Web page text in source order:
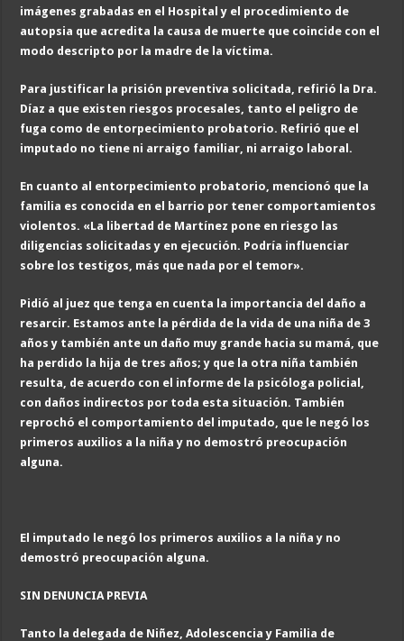
imágenes grabadas en el Hospital y el procedimiento de
autopsia que acredita la causa de muerte que coincide con el
modo descripto por la madre de la víctima.
Para justificar la prisión preventiva solicitada, refirió la Dra.
Díaz a que existen riesgos procesales, tanto el peligro de
fuga como de entorpecimiento probatorio. Refirió que el
imputado no tiene ni arraigo familiar, ni arraigo laboral.
En cuanto al entorpecimiento probatorio, mencionó que la
familia es conocida en el barrio por tener comportamientos
violentos. «La libertad de Martínez pone en riesgo las
diligencias solicitadas y en ejecución. Podría influenciar
sobre los testigos, más que nada por el temor».
Pidió al juez que tenga en cuenta la importancia del daño a
resarcir. Estamos ante la pérdida de la vida de una niña de 3
años y también ante un daño muy grande hacia su mamá, que
ha perdido la hija de tres años; y que la otra niña también
resulta, de acuerdo con el informe de la psicóloga policial,
con daños indirectos por toda esta situación. También
reprochó el comportamiento del imputado, que le negó los
primeros auxilios a la niña y no demostró preocupación
alguna.
El imputado le negó los primeros auxilios a la niña y no
demostró preocupación alguna.
SIN DENUNCIA PREVIA
Tanto la delegada de Niñez, Adolescencia y Familia de